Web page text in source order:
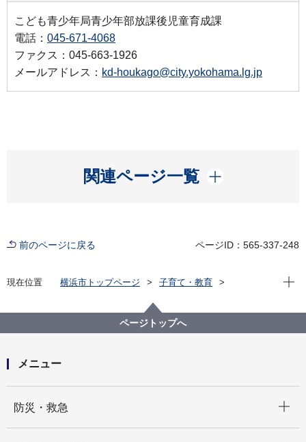
こども青少年局青少年部放課後児童育成課
電話： 045-671-4068
ファクス：045-663-1926
メールアドレス： kd-houkago@city.yokohama.lg.jp
関連ページ一覧
開く
前のページに戻る ページID：565-337-248
現在位置 横浜市トップページ
子育て・教育
現在
ページトップへ
メニュー
防災・救急